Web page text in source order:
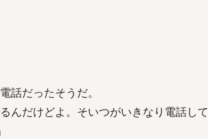
話だったそうだ。
んだけどよ。そいつがいきなり電話して